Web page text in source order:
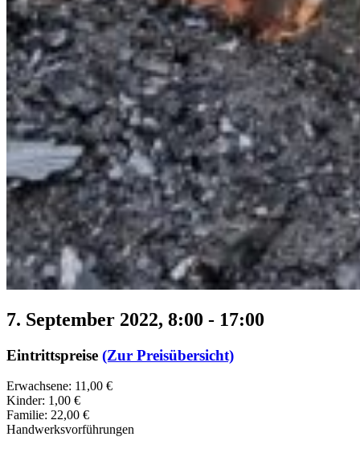
7. September 2022, 8:00 - 17:00
Eintrittspreise (Zur Preisübersicht)
Erwachsene: 11,00 €
Kinder: 1,00 €
Familie: 22,00 €
Handwerksvorführungen